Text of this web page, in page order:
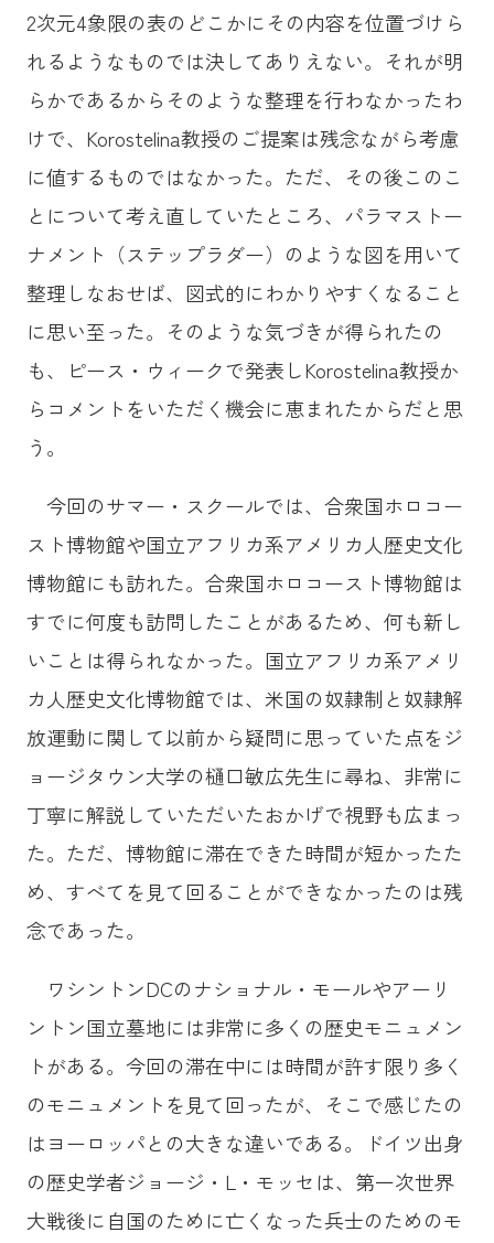
2次元4象限の表のどこかにその内容を位置づけら
れるようなものでは決してありえない。それが明
らかであるからそのような整理を行わなかったわ
けで、Korostelina教授のご提案は残念ながら考慮
に値するものではなかった。ただ、その後このこ
とについて考え直していたところ、パラマストー
ナメント（ステップラダー）のような図を用いて
整理しなおせば、図式的にわかりやすくなること
に思い至った。そのような気づきが得られたの
も、ピース・ウィークで発表しKorostelina教授か
らコメントをいただく機会に恵まれたからだと思
う。
今回のサマー・スクールでは、合衆国ホロコー
スト博物館や国立アフリカ系アメリカ人歴史文化
博物館にも訪れた。合衆国ホロコースト博物館は
すでに何度も訪問したことがあるため、何も新し
いことは得られなかった。国立アフリカ系アメリ
カ人歴史文化博物館では、米国の奴隷制と奴隷解
放運動に関して以前から疑問に思っていた点をジ
ョージタウン大学の樋口敏広先生に尋ね、非常に
丁寧に解説していただいたおかげで視野も広まっ
た。ただ、博物館に滞在できた時間が短かったた
め、すべてを見て回ることができなかったのは残
念であった。
ワシントンDCのナショナル・モールやアーリ
ントン国立墓地には非常に多くの歴史モニュメン
トがある。今回の滞在中には時間が許す限り多く
のモニュメントを見て回ったが、そこで感じたの
はヨーロッパとの大きな違いである。ドイツ出身
の歴史学者ジョージ・L・モッセは、第一次世界
大戦後に自国のために亡くなった兵士のためのモ